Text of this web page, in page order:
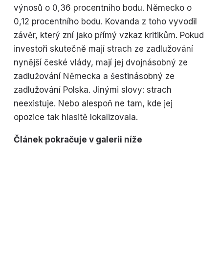
výnosů o 0,36 procentního bodu. Německo o
0,12 procentního bodu. Kovanda z toho vyvodil
závěr, který zní jako přímý vzkaz kritikům. Pokud
investoři skutečně mají strach ze zadlužování
nynější české vlády, mají jej dvojnásobný ze
zadlužování Německa a šestinásobný ze
zadlužování Polska. Jinými slovy: strach
neexistuje. Nebo alespoň ne tam, kde jej
opozice tak hlasitě lokalizovala.
Článek pokračuje v galerii níže